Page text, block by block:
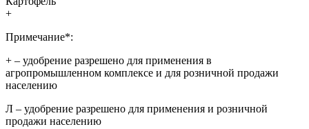
+
Примечание*:
+ – удобрение разрешено для применения в
агропромышленном комплексе и для розничной продажи
населению
Л – удобрение разрешено для применения и розничной
продажи населению